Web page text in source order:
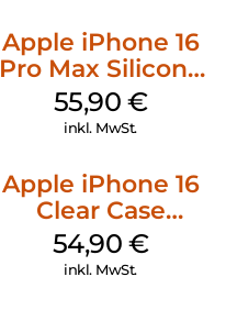
Apple iPhone 16
Pro Max Silicone
Case MagSafe
Stone Gray
55,90 €
inkl. MwSt.
Apple iPhone 16
Clear Case
MagSafe
Transparent
54,90 €
inkl. MwSt.